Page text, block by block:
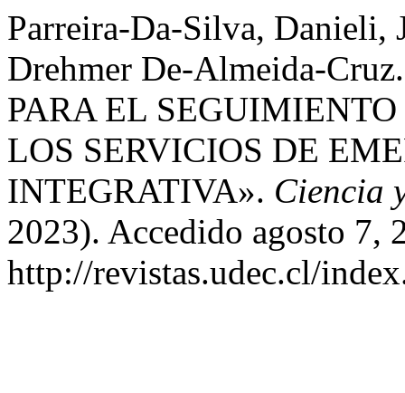
Parreira-Da-Silva, Danieli,
Drehmer De-Almeida-
PARA EL
LOS SERVICIOS DE
INTEGRATIVA». Ciencia
2023). Accedido agosto 7,
http://revistas.udec.cl/